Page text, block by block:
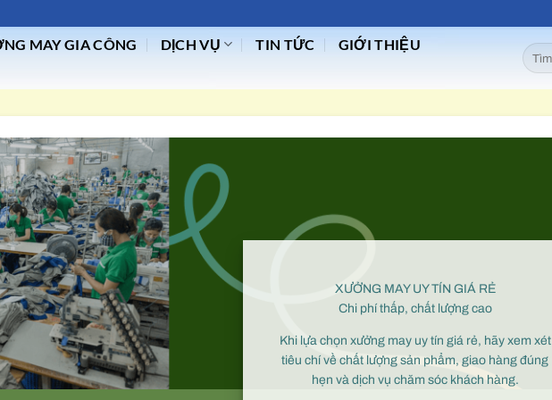
MAY GIA CÔNG DỊCH VỤ TIN TỨC
GIỚI THIỆU
Tìm
kiếm:
XƯỞNG MAY UY TÍN GIÁ RẺ
Chi phí thấp, chất lượng cao
Khi lựa chọn xưởng may uy tín giá rẻ, hãy xem xét
tiêu chí về chất lượng sản phẩm, giao hàng đúng
hẹn và dịch vụ chăm sóc khách hàng.